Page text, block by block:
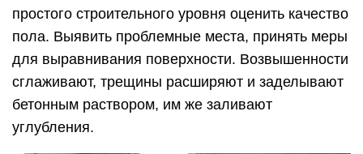
простого строительного уровня оценить качество
пола. Выявить проблемные места, принять меры
для выравнивания поверхности. Возвышенности
сглаживают, трещины расширяют и заделывают
бетонным раствором, им же заливают
углубления.